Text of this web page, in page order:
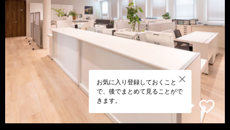
お気に入り登録しておくこと
で、後でまとめて見ることがで
きます。